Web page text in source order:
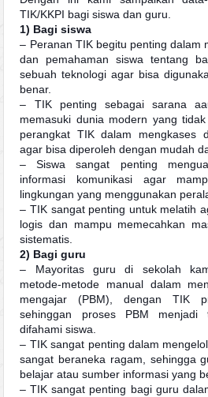
TIK/KKPI bagi siswa dan guru.
1) Bagi siswa
– Peranan TIK begitu penting dalam
dan pemahaman siswa tentang
sebuah teknologi agar bisa
benar.
– TIK penting sebagai sarana
memasuki dunia modern yang
perangkat TIK dalam mengkases
agar bisa diperoleh dengan mudah
– Siswa sangat penting
informasi komunikasi agar
lingkungan yang menggunakan
– TIK sangat penting untuk melatih
logis dan mampu memecahkan
sistematis.
2) Bagi guru
– Mayoritas guru di sekolah
metode-metode manual dalam
mengajar (PBM), dengan TIK
sehinggan proses PBM menjadi
difahami siswa.
– TIK sangat penting dalam
sangat beraneka ragam, sehingga
belajar atau sumber informasi yang
– TIK sangat penting bagi guru